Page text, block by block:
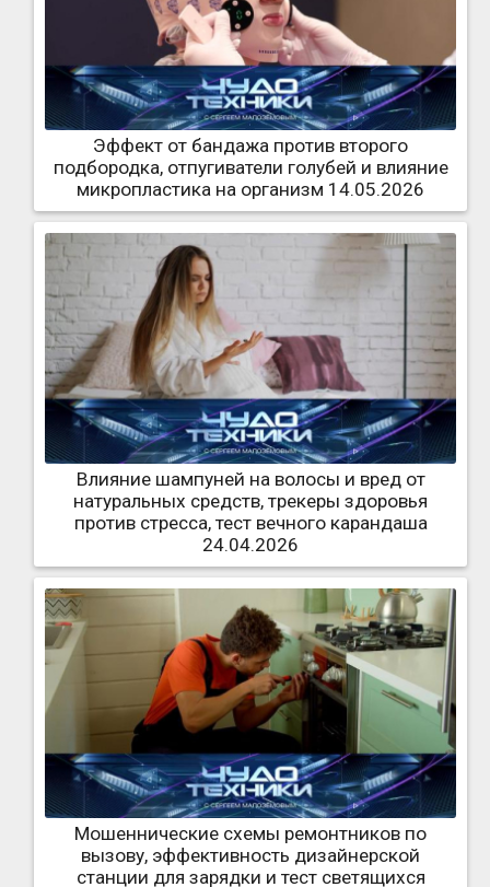
Эффект от бандажа против второго
подбородка, отпугиватели голубей и влияние
микропластика на организм 14.05.2026
Влияние шампуней на волосы и вред от
натуральных средств, трекеры здоровья
против стресса, тест вечного карандаша
24.04.2026
Мошеннические схемы ремонтников по
вызову, эффективность дизайнерской
станции для зарядки и тест светящихся